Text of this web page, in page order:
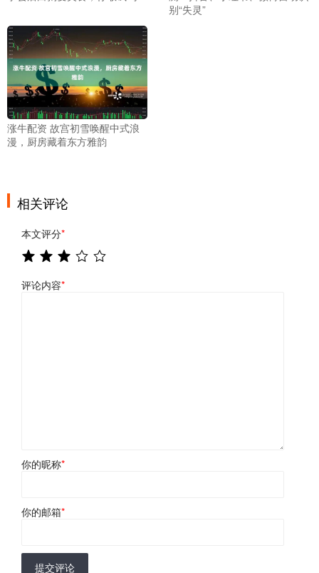
别“失灵”
涨牛配资 故宫初雪唤醒中式浪
漫，厨房藏着东方雅韵
相关评论
本文评分*
评论内容*
你的昵称*
你的邮箱*
提交评论